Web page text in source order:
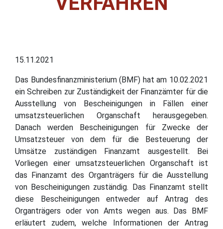
15.11.2021
Das Bundesfinanzministerium (BMF) hat am 10.02.2021
ein Schreiben zur Zuständigkeit der Finanzämter für die
Ausstellung von Bescheinigungen in Fällen einer
umsatzsteuerlichen Organschaft herausgegeben.
Danach werden Bescheinigungen für Zwecke der
Umsatzsteuer von dem für die Besteuerung der
Umsätze zuständigen Finanzamt ausgestellt. Bei
Vorliegen einer umsatzsteuerlichen Organschaft ist
das Finanzamt des Organträgers für die Ausstellung
von Bescheinigungen zuständig. Das Finanzamt stellt
diese Bescheinigungen entweder auf Antrag des
Organträgers oder von Amts wegen aus. Das BMF
erläutert zudem, welche Informationen der Antrag